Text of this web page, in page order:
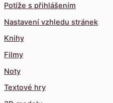
Potíže s přihlášením
Nastavení vzhledu stránek
Knihy
Filmy
Noty
Textové hry